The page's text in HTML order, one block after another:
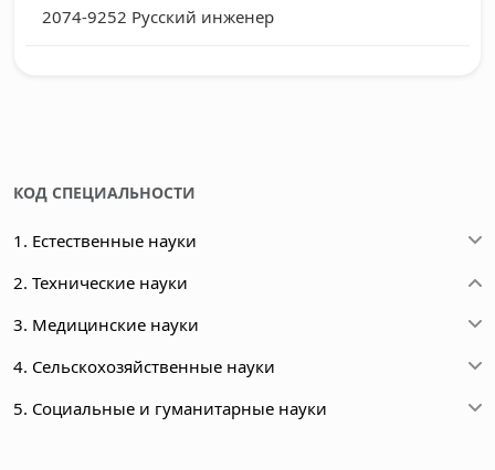
2074-9252 Русский инженер
КОД СПЕЦИАЛЬНОСТИ
1. Естественные науки
2. Технические науки
3. Медицинские науки
4. Сельскохозяйственные науки
5. Социальные и гуманитарные науки